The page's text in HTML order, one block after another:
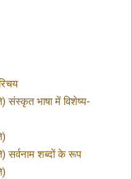
संस्कृत भाषा में विशेष्य-
सर्वनाम शब्दों के रूप